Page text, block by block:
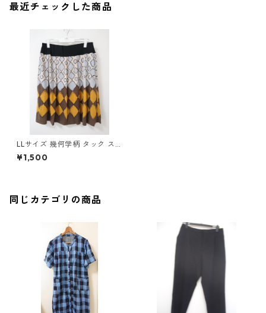
最近チェックした商品
LLサイズ 幾何学柄 タック ス
カート イエロー×ブラウン系
◆KIY-858◆
¥1,500
同じカテゴリの商品